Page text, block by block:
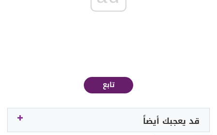
تابع
قد يعجبك أيضاً